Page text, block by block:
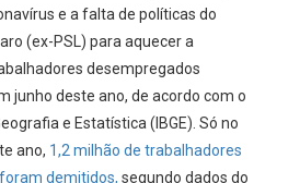
e a falta de políticas do
(ex-PSL) para aquecer a
desempregados
junho deste ano, de acordo com o
e Estatística (IBGE). Só no
ano, 1,2 milhão de trabalhadores
demitidos, segundo dados do